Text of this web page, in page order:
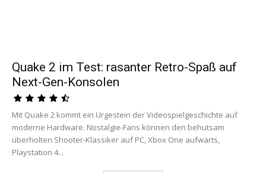
Quake 2 im Test: rasanter Retro-Spaß auf
Next-Gen-Konsolen
Mit Quake 2 kommt ein Urgestein der Videospielgeschichte auf
moderne Hardware. Nostalgie-Fans können den behutsam
überholten Shooter-Klassiker auf PC, Xbox One aufwärts,
Playstation 4...